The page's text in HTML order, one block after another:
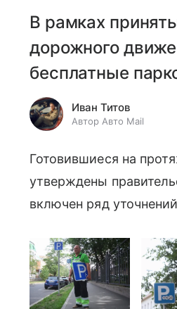
В рамках
дорожного
бесплатные
Иван Титов
Автор Авто Mail
Готовившиеся на
утверждены
включен ряд